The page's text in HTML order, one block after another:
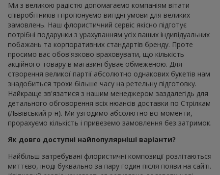
Ми з великою радістю допомагаємо компаніям вітати
співробітників і пропонуємо вигідні умови для великих
замовлень. Наш флористичний сервіс якісно підготує
потрібні подарунки з урахуванням усіх ваших індивідуальних
побажань та корпоративних стандартів бренду. Проте
просимо вас обов'язково враховувати, що кількість
акційного товару в магазині буває обмеженою. Для
створення великої партії абсолютно однакових букетів нам
знадобиться трохи більше часу на ретельну підготовку.
Найкраще зв'язатися з нашим менеджером заздалегідь для
детального обговорення всіх нюансів доставки по Стрілкам
(Львівський р-н). Ми узгодимо абсолютно всі моменти,
прорахуємо кількість і привеземо замовлення без затримок.
Як довго доступні найпопулярніші варіанти?
Найбільш затребувані флористичні композиції розлітаються
миттєво, іноді буквально за пару годин після появи на сайті.